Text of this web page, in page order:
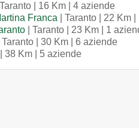
Taranto | 16 Km | 4 aziende
Franca | Taranto | 22 Km
| Taranto | 23 Km | 1
| Taranto | 30 Km | 6 aziende
| 38 Km | 5 aziende